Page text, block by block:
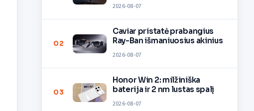
2026-08-07
02
Caviar pristatė prabangius
Ray-Ban išmaniuosius akinius
2026-08-07
03
Honor Win 2: milžiniška
baterija ir 2 nm lustas spalį
2026-08-07